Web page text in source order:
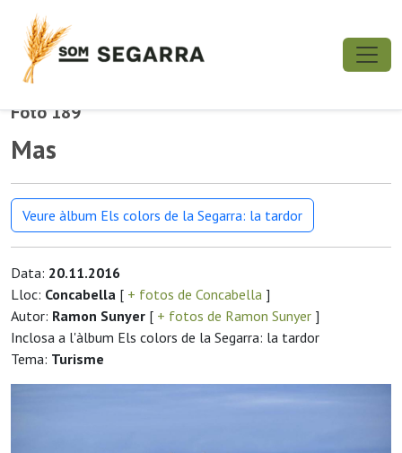
Foto 189
Mas
Veure àlbum Els colors de la Segarra: la tardor
Data: 20.11.2016
Lloc: Concabella [ + fotos de Concabella ]
Autor: Ramon Sunyer [ + fotos de Ramon Sunyer ]
Inclosa a l'àlbum Els colors de la Segarra: la tardor
Tema: Turisme